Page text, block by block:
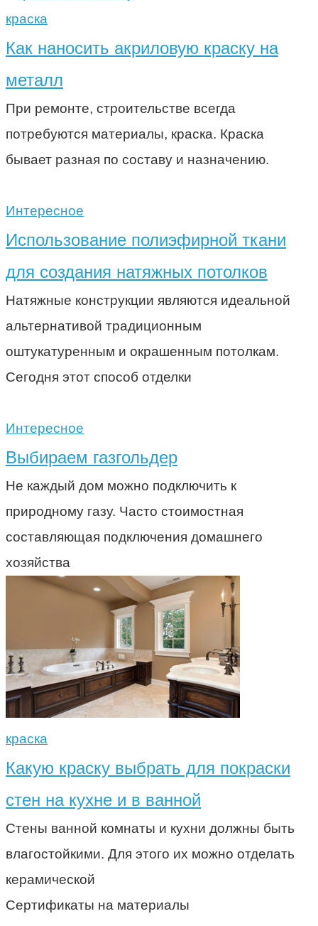
краска
Как наносить акриловую краску на
металл
При ремонте, строительстве всегда
потребуются материалы, краска. Краска
бывает разная по составу и назначению.
Интересное
Использование полиэфирной ткани
для создания натяжных потолков
Натяжные конструкции являются идеальной
альтернативой традиционным
оштукатуренным и окрашенным потолкам.
Сегодня этот способ отделки
Интересное
Выбираем газгольдер
Не каждый дом можно подключить к
природному газу. Часто стоимостная
составляющая подключения домашнего
хозяйства
краска
Какую краску выбрать для покраски
стен на кухне и в ванной
Стены ванной комнаты и кухни должны быть
влагостойкими. Для этого их можно отделать
керамической
Сертификаты на материалы